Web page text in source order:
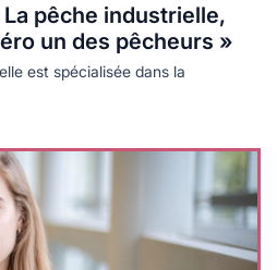
pêche industrielle,
un des pêcheurs »
est spécialisée dans la